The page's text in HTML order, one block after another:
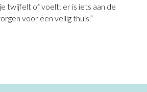
twijfelt of voelt: er is iets aan de
voor een veilig thuis.”